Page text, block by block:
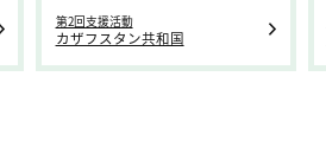
第2回支援活動
カザフスタン共和国